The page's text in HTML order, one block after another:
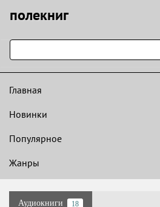
полекниг
Главная
Новинки
Популярное
Жанры
Аудиокниги 18